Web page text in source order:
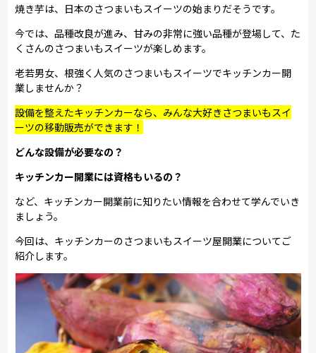
焼き芋は、日本のさつまいもスイーツの始まりだそうです。
今では、品種改良が進み、甘みの非常に強い品種が登場して、た
くさんのさつまいもスイーツが楽しめます。
老若男女、根強く人気のさつまいもスイーツでキッチンカー開
業しませんか？
設備を整えたキッチンカーなら、みんな大好きさつまいもスイ
ーツの移動販売ができます！
どんな設備が必要なの？
キッチンカー開業には資格もいるの？
など、キッチンカー開業前に知りたい情報を合わせて学んでいき
ましょう。
今回は、キッチンカーのさつまいもスイーツ屋開業についてご
紹介します。